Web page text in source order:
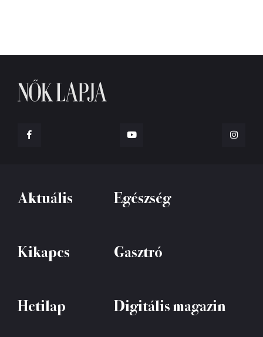
Aktuális Egészség
Kikapcs Gasztró
Hetilap Digitális magazin